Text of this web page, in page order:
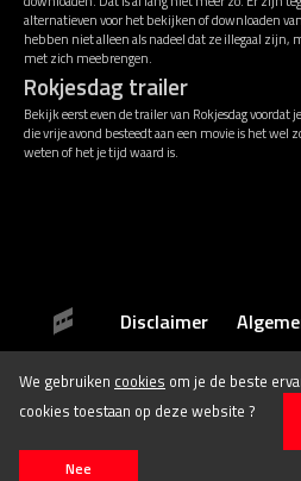
alternatieven voor het bekijken of downloaden
hebben niet alleen als nadeel dat ze illegaal zijn,
met zich meebrengen.
Rokjesdag trailer
Bekijk eerst even de trailer van Rokjesdag
die vrije avond besteedt aan een movie is het wel
weten of het je tijd waard is.
We gebruiken cookies om je de beste
cookies toestaan op deze website ?
Nee
Disclaimer
© 2026 Stichting Film.nl All